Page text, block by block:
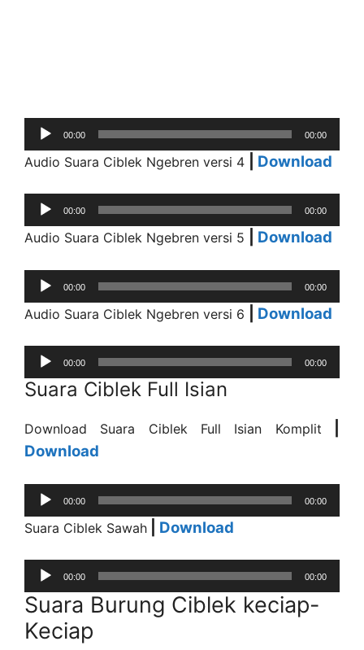
Audio
Player
00:00 00:00
Audio Suara Ciblek Ngebren versi 4 Download
Audio
Player
00:00 00:00
Audio Suara Ciblek Ngebren versi 5 Download
Audio
Player
00:00 00:00
Audio Suara Ciblek Ngebren versi 6 Download
Audio
Player
00:00 00:00
Suara Ciblek Full Isian
Download Suara Ciblek Full Isian Komplit
Download
Audio
Player
00:00 00:00
Suara Ciblek Sawah Download
Audio
Player
00:00 00:00
Suara Burung Ciblek keciap-
Keciap